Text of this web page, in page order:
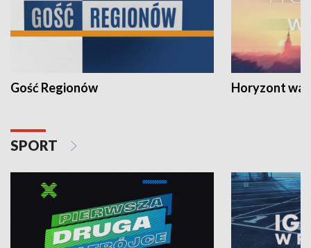
Gość Regionów Horyzont
SPORT